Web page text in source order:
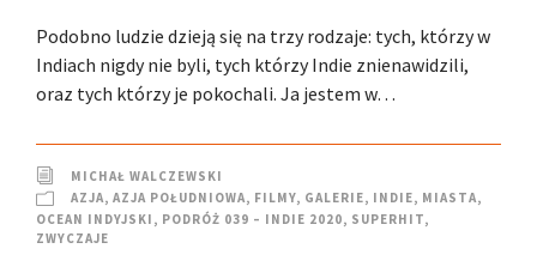
Podobno ludzie dzieją się na trzy rodzaje: tych, którzy w
Indiach nigdy nie byli, tych którzy Indie znienawidzili,
oraz tych którzy je pokochali. Ja jestem w…
MICHAŁ WALCZEWSKI
AZJA, AZJA POŁUDNIOWA, FILMY, GALERIE, INDIE, MIASTA,
OCEAN INDYJSKI , PODRÓŻ 039 – INDIE 2020, SUPERHIT,
ZWYCZAJE